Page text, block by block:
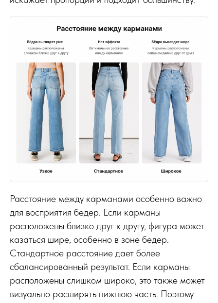
Расстояние между карманами особенно важно
для восприятия бедер. Если карманы
расположены близко друг к другу, фигура может
казаться шире, особенно в зоне бедер.
Стандартное расстояние дает более
сбалансированный результат. Если карманы
расположены слишком широко, это также может
визуально расширять нижнюю часть. Поэтому